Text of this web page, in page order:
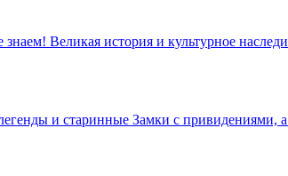
Великая история и культурное
и старинные Замки с